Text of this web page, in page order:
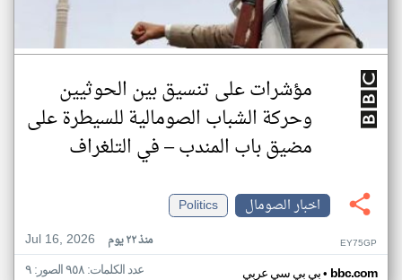
مؤشرات على تنسيق بين الحوثيين
وحركة الشباب الصومالية للسيطرة على
مضيق باب المندب – في التلغراف
اخبار الصومال
Politics
Jul 16, 2026
منذ ٢٢ يوم EY75GP
بي بي سي عربي• bbc.com عدد الكلمات: ٩٥٨ الصور: ٩